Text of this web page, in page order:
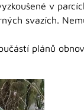
v
svazích.
plánů